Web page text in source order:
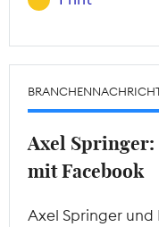
Axel Springer:
mit Facebook
Axel Springer